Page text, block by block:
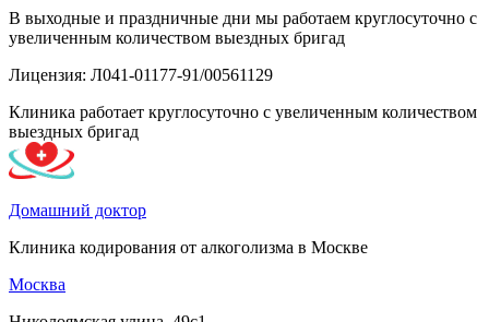
В выходные и праздничные дни мы работаем круглосуточно с
увеличенным количеством выездных бригад
Лицензия: Л041-01177-91/00561129
Клиника работает круглосуточно с увеличенным количеством
выездных бригад
Домашний доктор
Клиника кодирования от алкоголизма в Москве
Москва